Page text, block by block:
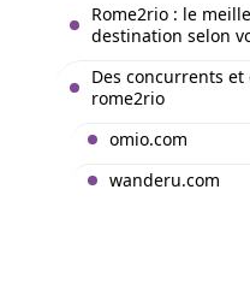
Rome2rio : le
destination selon
Des concurrents
rome2rio
omio.com
wanderu.com